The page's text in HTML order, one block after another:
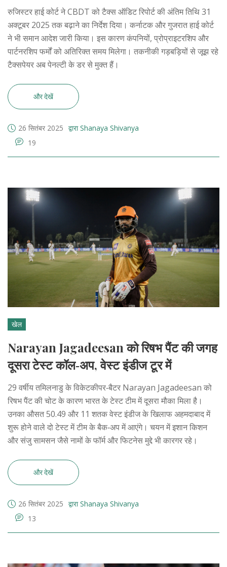
रुजिस्टर हाई कोर्ट ने CBDT को टैक्स ऑडिट रिपोर्ट की अंतिम तिथि 31
अक्टूबर 2025 तक बढ़ाने का निर्देश दिया। कर्नाटक और गुजरात हाई कोर्ट
ने भी समान आदेश जारी किया। इस कारण कंपनियों, प्रोप्राइटरशिप और
पार्टनरशिप फर्मों को अतिरिक्त समय मिलेगा। तकनीकी गड़बड़ियों से जूझ रहे
टैक्सपेयर अब पेनल्टी के डर से मुक्त हैं।
और देखें
26 सितंबर 2025 द्वारा Shanaya Shivanya
19
खेल
Narayan Jagadeesan को रिषभ पैंट की जगह
दूसरा टेस्ट कॉल‑अप, वेस्ट इंडीज टूर में
29 वर्षीय तमिलनाडु के विकेटकीपर‑बैटर Narayan Jagadeesan को
रिषभ पैंट की चोट के कारण भारत के टेस्ट टीम में दूसरा मौका मिला है।
उनका औसत 50.49 और 11 शतक वेस्ट इंडीज के खिलाफ अहमदाबाद में
शुरू होने वाले दो टेस्ट में टीम के बैक‑अप में आएंगे। चयन में इशान किशन
और संजु सामसन जैसे नामों के फॉर्म और फिटनेस मुद्दे भी कारगर रहे।
और देखें
26 सितंबर 2025 द्वारा Shanaya Shivanya
13